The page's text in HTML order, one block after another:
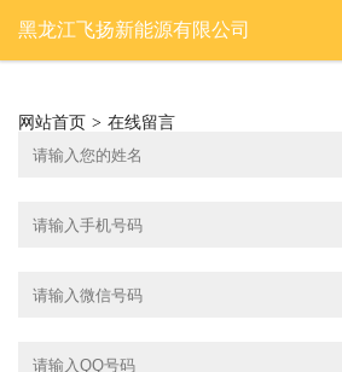
黑龙江飞扬新能源有限公司
网站首页 > 在线留言